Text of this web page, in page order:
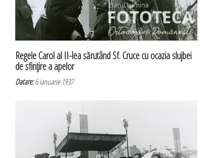
Regele Carol al II-lea sărutând Sf. Cruce cu ocazia slujbei
de sfinţire a apelor
Datare:6 ianuarie 1937